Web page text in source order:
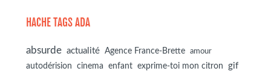
HACHE TAGS ADA
absurde actualité Agence France-Brette amour
autodérision cinema enfant exprime-toi mon citron
gif